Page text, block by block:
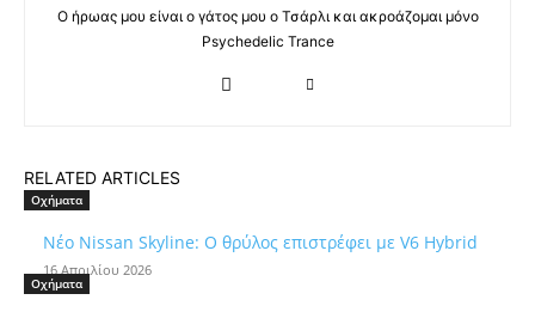
Ο ήρωας μου είναι ο γάτος μου ο Τσάρλι και ακροάζομαι μόνο
Psychedelic Trance
RELATED ARTICLES
Οχήματα
Νέο Nissan Skyline: Ο θρύλος επιστρέφει με V6 Hybrid
16 Απριλίου 2026
Οχήματα